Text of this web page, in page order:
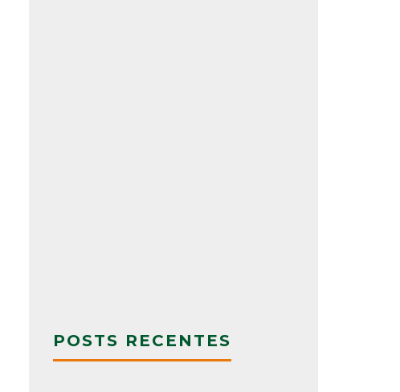
POSTS RECENTES